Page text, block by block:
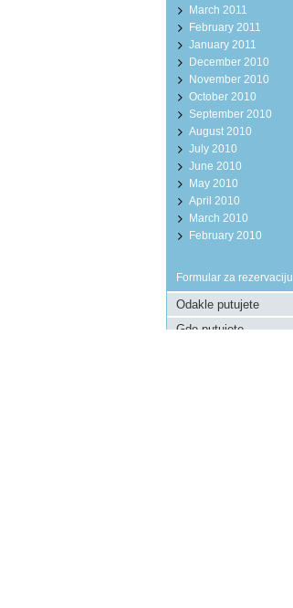
March 2011
February 2011
January 2011
December 2010
November 2010
October 2010
September 2010
August 2010
July 2010
June 2010
May 2010
April 2010
March 2010
February 2010
Formular za rezervaciju